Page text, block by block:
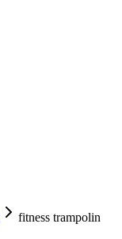
fitness trampolin